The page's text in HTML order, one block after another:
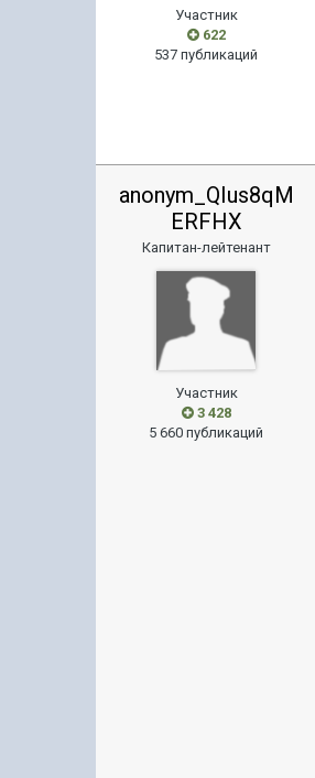
Участник
622
537 публикаций
anonym_QIus8qM
ERFHX
Капитан-лейтенант
Участник
3 428
5 660 публикаций